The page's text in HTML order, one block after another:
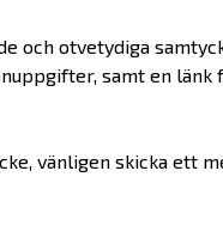
och otvetydiga
samt en länk
vänligen skicka ett